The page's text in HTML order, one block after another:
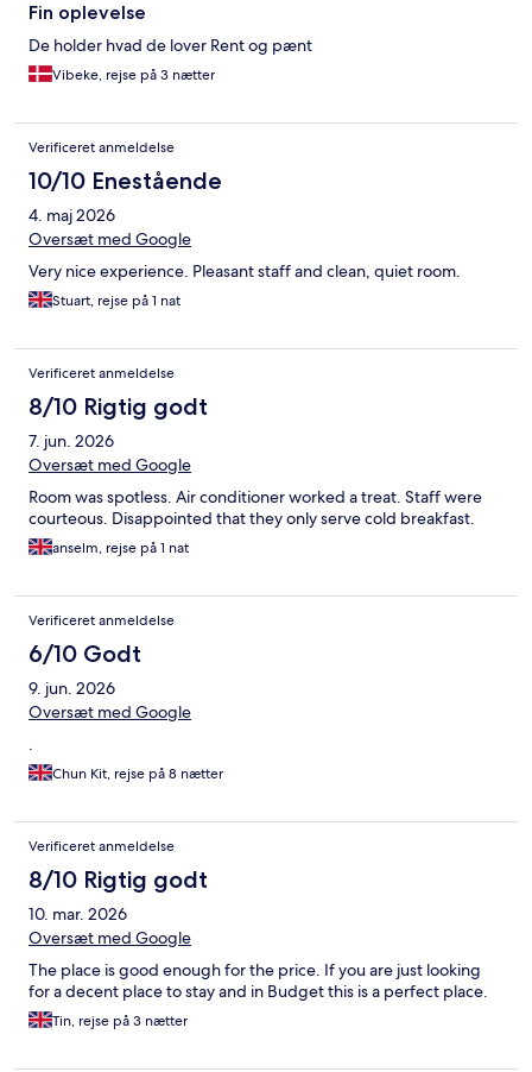
Fin oplevelse
De holder hvad de lover Rent og pænt
Vibeke, rejse på 3 nætter
Verificeret anmeldelse
10/10 Enestående
4. maj 2026
Oversæt med Google
Very nice experience. Pleasant staff and clean, quiet room.
Stuart, rejse på 1 nat
Verificeret anmeldelse
8/10 Rigtig godt
7. jun. 2026
Oversæt med Google
Room was spotless. Air conditioner worked a treat. Staff were
courteous. Disappointed that they only serve cold breakfast.
anselm, rejse på 1 nat
Verificeret anmeldelse
6/10 Godt
9. jun. 2026
Oversæt med Google
.
Chun Kit, rejse på 8 nætter
Verificeret anmeldelse
8/10 Rigtig godt
10. mar. 2026
Oversæt med Google
The place is good enough for the price. If you are just looking
for a decent place to stay and in Budget this is a perfect place.
Tin, rejse på 3 nætter